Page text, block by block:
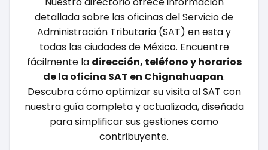
detallada sobre las oficinas del Servicio de
Administración Tributaria (SAT) en esta y
todas las ciudades de México. Encuentre
fácilmente la dirección, teléfono y horarios
de la oficina SAT en Chignahuapan.
Descubra cómo optimizar su visita al SAT con
nuestra guía completa y actualizada, diseñada
para simplificar sus gestiones como
contribuyente.